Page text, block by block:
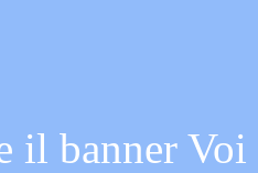
il banner